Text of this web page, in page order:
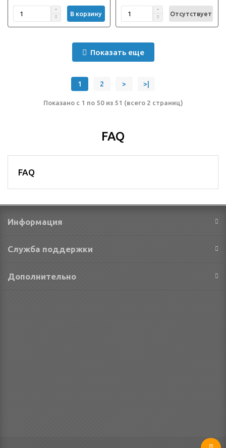
В корзину Отсутствует
Показать еще
1 2 > >|
Показано с 1 по 50 из 51 (всего 2 страниц)
FAQ
FAQ
Информация
Служба поддержки
Дополнительно